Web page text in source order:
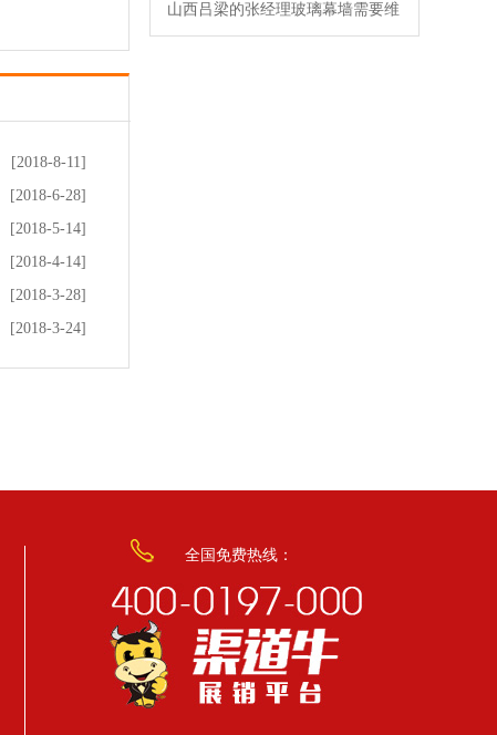
[2018-8-11]
[2018-6-28]
[2018-5-14]
[2018-4-14]
[2018-3-28]
[2018-3-24]
山西吕梁的张经理玻璃幕墙需要维
全国免费热线：